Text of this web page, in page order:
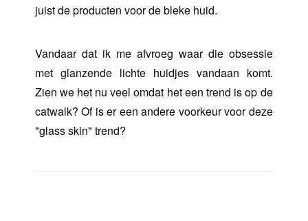
juist de producten voor de bleke huid.
Vandaar dat ik me afvroeg waar die obsessie
met glanzende lichte huidjes vandaan komt.
Zien we het nu veel omdat het een trend is op de
catwalk? Of is er een andere voorkeur voor deze
"glass skin" trend?